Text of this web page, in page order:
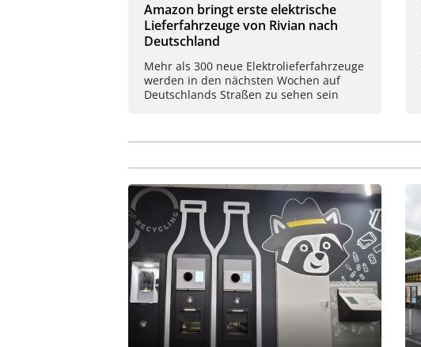
Amazon bringt erste elektrische
Lieferfahrzeuge von Rivian nach
Deutschland
Mehr als 300 neue Elektrolieferfahrzeuge
werden in den nächsten Wochen auf
Deutschlands Straßen zu sehen sein